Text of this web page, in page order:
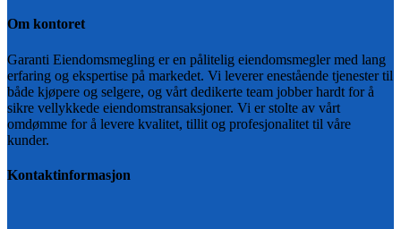
Om kontoret
Garanti Eiendomsmegling er en pålitelig eiendomsmegler med lang
erfaring og ekspertise på markedet. Vi leverer enestående tjenester til
både kjøpere og selgere, og vårt dedikerte team jobber hardt for å
sikre vellykkede eiendomstransaksjoner. Vi er stolte av vårt
omdømme for å levere kvalitet, tillit og profesjonalitet til våre
kunder.
Kontaktinformasjon